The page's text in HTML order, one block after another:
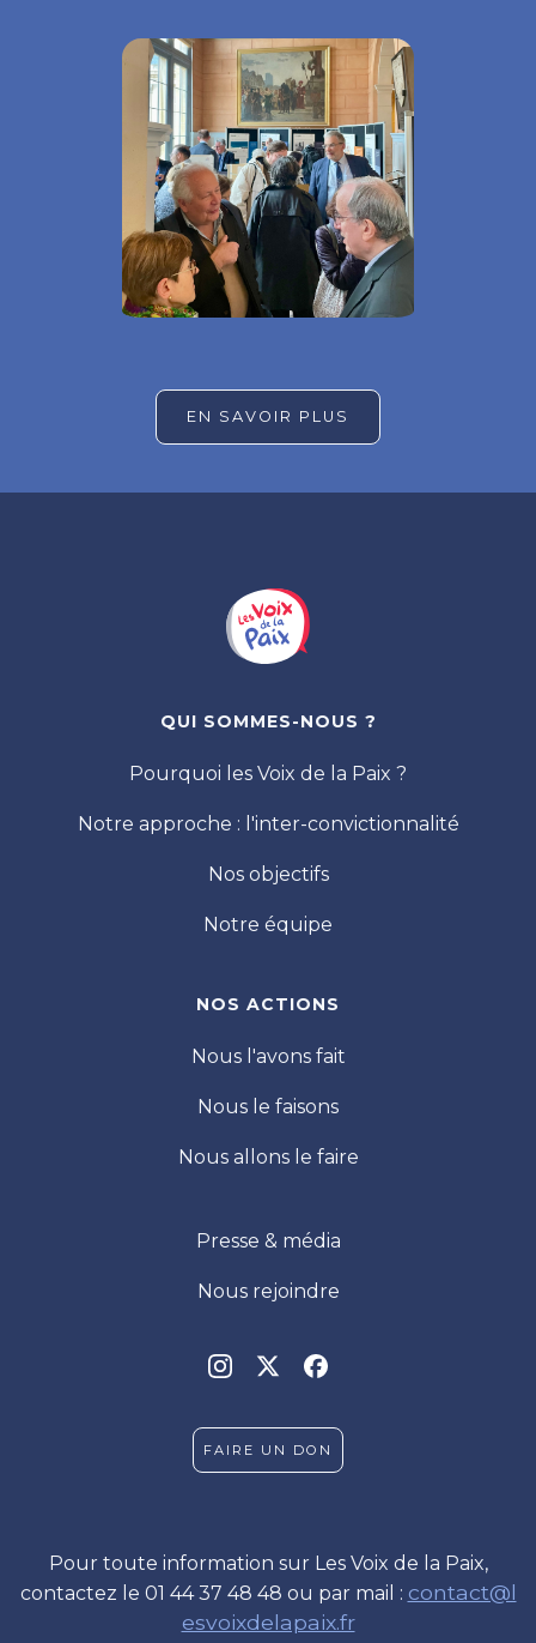
EN SAVOIR PLUS
QUI SOMMES-NOUS ?
Pourquoi les Voix de la Paix ?
Notre approche : l'inter-convictionnalité
Nos objectifs
Notre équipe
NOS ACTIONS
Nous l'avons fait
Nous le faisons
Nous allons le faire
Presse & média
Nous rejoindre
FAIRE UN DON
Pour toute information sur Les Voix de la Paix,
contactez le 01 44 37 48 48 ou par mail : contact@l
esvoixdelapaix.fr